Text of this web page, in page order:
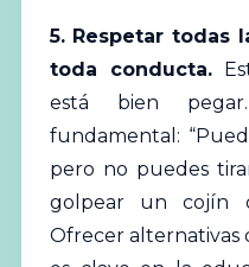
5. Respetar todas
toda conducta.
está bien
fundamental:
pero no puedes
golpear un cojín
Ofrecer alternativas